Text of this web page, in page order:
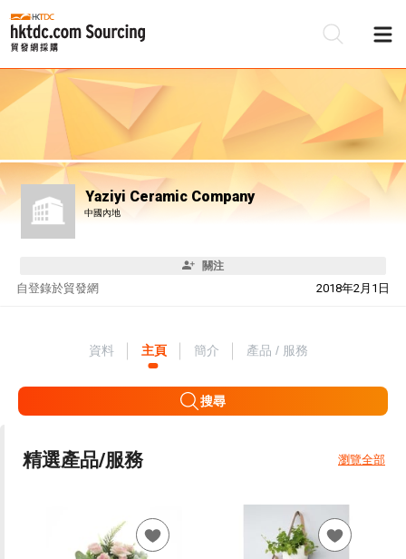
Yaziyi Ceramic Company
中國內地
關注
自 2018年2月1日
登錄於貿發網
資料 主頁 簡介 產品 / 服務
搜尋
精選產品/服務 瀏覽全部